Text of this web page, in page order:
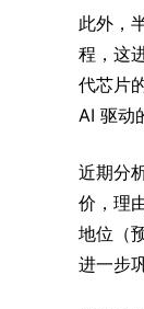
此外，
程，这
代芯片
AI 驱动
近期分
价，理
地位（
进一步